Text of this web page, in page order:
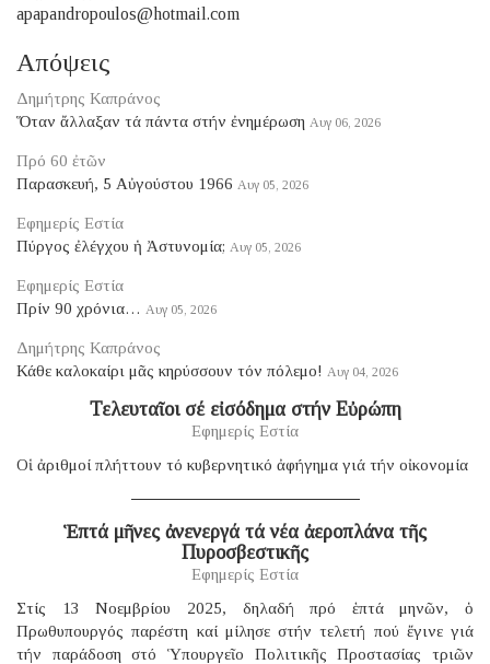
apapandropoulos@hotmail.com
Απόψεις
Δημήτρης Καπράνος
Ὅταν ἄλλαξαν τά πάντα στήν ἐνημέρωση Αυγ 06, 2026
Πρό 60 ἐτῶν
Παρασκευή, 5 Αὐγούστου 1966 Αυγ 05, 2026
Εφημερίς Εστία
Πύργος ἐλέγχου ἡ Ἀστυνομία; Αυγ 05, 2026
Εφημερίς Εστία
Πρίν 90 χρόνια… Αυγ 05, 2026
Δημήτρης Καπράνος
Κάθε καλοκαίρι μᾶς κηρύσσουν τόν πόλεμο! Αυγ 04, 2026
Τελευταῖοι σέ εἰσόδημα στήν Εὐρώπη
Εφημερίς Εστία
Οἱ ἀριθμοί πλήττουν τό κυβερνητικό ἀφήγημα γιά τήν οἰκονομία
Ἑπτά μῆνες ἀνενεργά τά νέα ἀεροπλάνα τῆς
Πυροσβεστικῆς
Εφημερίς Εστία
Στίς 13 Νοεμβρίου 2025, δηλαδή πρό ἑπτά μηνῶν, ὁ
Πρωθυπουργός παρέστη καί μίλησε στήν τελετή πού ἔγινε γιά
τήν παράδοση στό Ὑπουργεῖο Πολιτικῆς Προστασίας τριῶν